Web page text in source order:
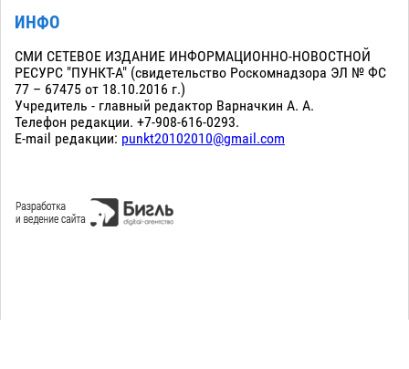
ИНФО
СМИ СЕТЕВОЕ ИЗДАНИЕ ИНФОРМАЦИОННО-НОВОСТНОЙ
РЕСУРС "ПУНКТ-А" (свидетельство Роскомнадзора ЭЛ № ФС
77 – 67475 от 18.10.2016 г.)
Учредитель - главный редактор Варначкин А. А.
Телефон редакции. +7-908-616-0293.
E-mail редакции: punkt20102010@gmail.com